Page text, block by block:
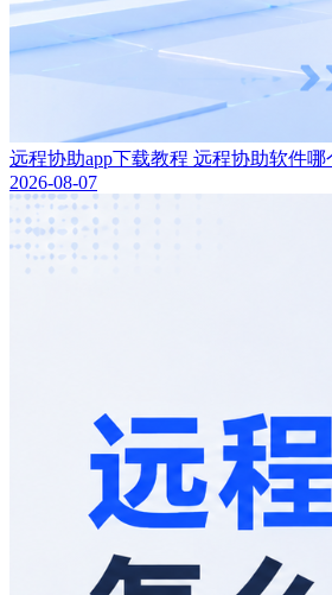
远程协助app下载教程 远程协助软件哪
2026-08-07